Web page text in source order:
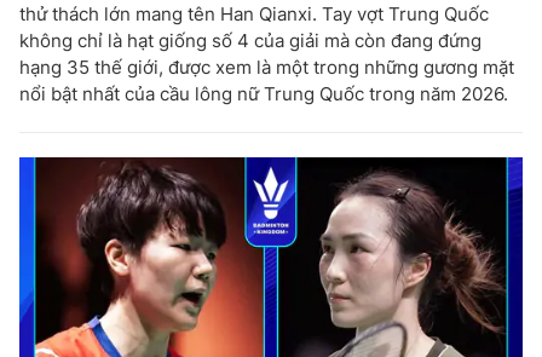
thử thách lớn mang tên Han Qianxi. Tay vợt Trung Quốc
không chỉ là hạt giống số 4 của giải mà còn đang đứng
hạng 35 thế giới, được xem là một trong những gương mặt
nổi bật nhất của cầu lông nữ Trung Quốc trong năm 2026.